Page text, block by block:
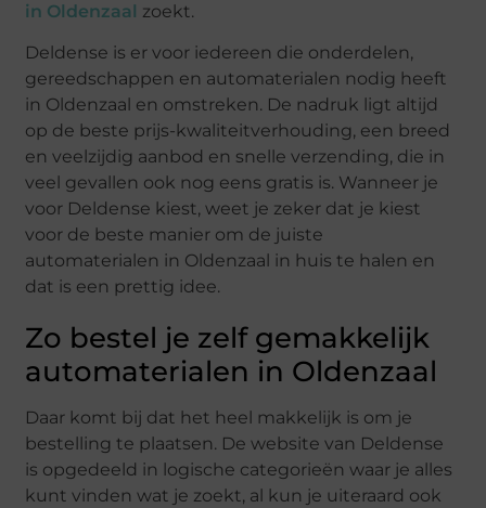
in Oldenzaal zoekt.
Deldense is er voor iedereen die onderdelen,
gereedschappen en automaterialen nodig heeft
in Oldenzaal en omstreken. De nadruk ligt altijd
op de beste prijs-kwaliteitverhouding, een breed
en veelzijdig aanbod en snelle verzending, die in
veel gevallen ook nog eens gratis is. Wanneer je
voor Deldense kiest, weet je zeker dat je kiest
voor de beste manier om de juiste
automaterialen in Oldenzaal in huis te halen en
dat is een prettig idee.
Zo bestel je zelf gemakkelijk
automaterialen in Oldenzaal
Daar komt bij dat het heel makkelijk is om je
bestelling te plaatsen. De website van Deldense
is opgedeeld in logische categorieën waar je alles
kunt vinden wat je zoekt, al kun je uiteraard ook